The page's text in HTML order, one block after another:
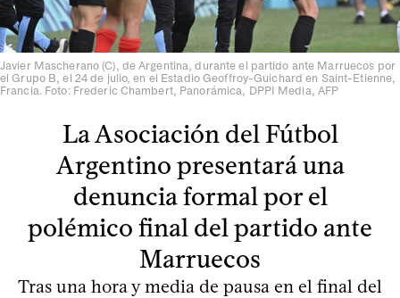
Javier Mascherano (C), de Argentina, durante el partido ante Marruecos por
el ​​Grupo B, el 24 de julio, en el Estadio Geoffroy-Guichard en Saint-Etienne,
Francia. Foto: Frederic Chambert, Panorámica, DPPI Media, AFP
La Asociación del Fútbol
Argentino presentará una
denuncia formal por el
polémico final del partido ante
Marruecos
Tras una hora y media de pausa en el final del